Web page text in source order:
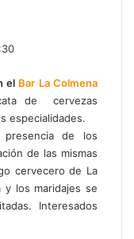
el Bar La Colmena
de cervezas
especialidades.
de los
de las mismas
cervecero de La
y los maridajes se
Interesados